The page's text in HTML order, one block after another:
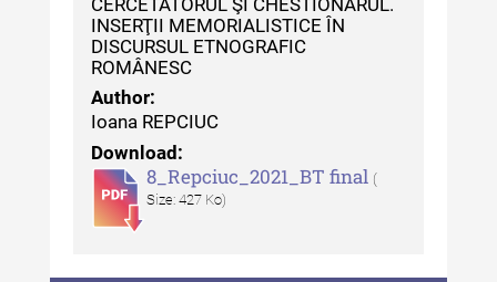
CERCETĂTORUL ŞI CHESTIONARUL.
INSERŢII MEMORIALISTICE ÎN
DISCURSUL ETNOGRAFIC
ROMÂNESC
Author:
Ioana REPCIUC
Download:
8_Repciuc_2021_BT final (
Size: 427 Ko)